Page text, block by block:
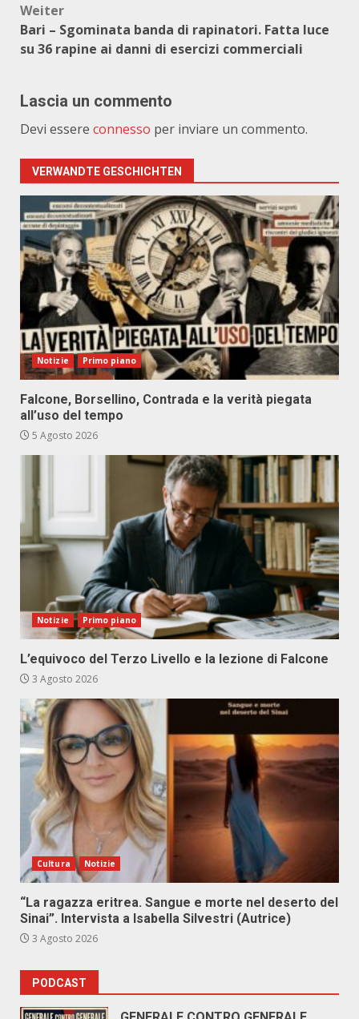
Weiter
Bari – Sgominata banda di rapinatori. Fatta luce
su 36 rapine ai danni di esercizi commerciali
Lascia un commento
Devi essere connesso per inviare un commento.
VERWANDTE GESCHICHTEN
Notizie Primo piano
Falcone, Borsellino, Contrada e la verità piegata
all’uso del tempo
5 Agosto 2026
Notizie Primo piano
L’equivoco del Terzo Livello e la lezione di Falcone
3 Agosto 2026
Cultura Notizie
“La ragazza eritrea. Sangue e morte nel deserto del
Sinai”. Intervista a Isabella Silvestri (Autrice)
3 Agosto 2026
PODCAST